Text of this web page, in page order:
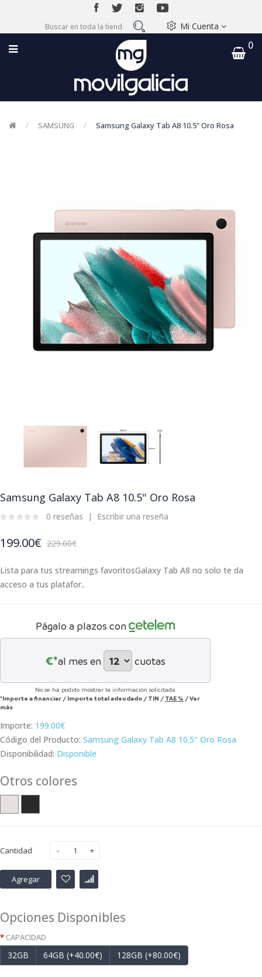
Mi Cuenta
0
SAMSUNG Samsung Galaxy Tab A8 10.5" Oro Rosa
Samsung Galaxy Tab A8 10.5" Oro Rosa
0 reseñas Escribir una reseña
199.00€ 229.00€
Lista para tus streamings favoritos Galaxy Tab A8 no solo te da
acceso a tus platafor..
Págalo a plazos con
€*al mes en cuotas
No se ha podido mostrar la información solicitada
*Importe a financiar / Importe total adeudado / TIN / TAE % /Ver
más
Importe: 199.00€
Código del Producto: Samsung Galaxy Tab A8 10.5" Oro Rosa
Disponibilidad: Disponible
Otros colores
Cantidad
Agregar
Opciones Disponibles
CAPACIDAD
32GB 64GB (+40.00€) 128GB (+80.00€)